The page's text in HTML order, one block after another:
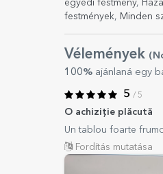
egyedi festmény,
festmények, Minden
Vélemények
100% ajánlaná egy
5 / 5
O achiziție plăcută
Un tablou foarte
Fordítás mutatása